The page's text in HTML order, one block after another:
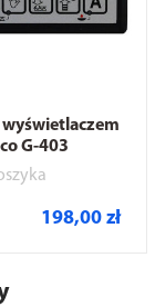
wyświetlaczem
G-403
198,00 zł